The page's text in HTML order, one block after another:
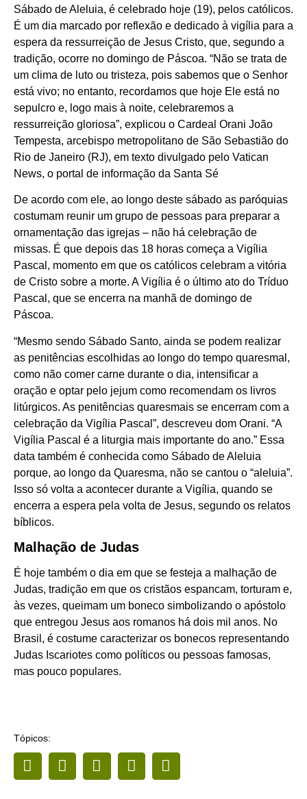
Sábado de Aleluia, é celebrado hoje (19), pelos católicos.
É um dia marcado por reflexão e dedicado à vigília para a
espera da ressurreição de Jesus Cristo, que, segundo a
tradição, ocorre no domingo de Páscoa. “Não se trata de
um clima de luto ou tristeza, pois sabemos que o Senhor
está vivo; no entanto, recordamos que hoje Ele está no
sepulcro e, logo mais à noite, celebraremos a
ressurreição gloriosa”, explicou o Cardeal Orani João
Tempesta, arcebispo metropolitano de São Sebastião do
Rio de Janeiro (RJ), em texto divulgado pelo Vatican
News, o portal de informação da Santa Sé
De acordo com ele, ao longo deste sábado as paróquias
costumam reunir um grupo de pessoas para preparar a
ornamentação das igrejas – não há celebração de
missas. É que depois das 18 horas começa a Vigília
Pascal, momento em que os católicos celebram a vitória
de Cristo sobre a morte. A Vigília é o último ato do Tríduo
Pascal, que se encerra na manhã de domingo de
Páscoa.
“Mesmo sendo Sábado Santo, ainda se podem realizar
as penitências escolhidas ao longo do tempo quaresmal,
como não comer carne durante o dia, intensificar a
oração e optar pelo jejum como recomendam os livros
litúrgicos. As penitências quaresmais se encerram com a
celebração da Vigília Pascal”, descreveu dom Orani. “A
Vigília Pascal é a liturgia mais importante do ano.” Essa
data também é conhecida como Sábado de Aleluia
porque, ao longo da Quaresma, não se cantou o “aleluia”.
Isso só volta a acontecer durante a Vigília, quando se
encerra a espera pela volta de Jesus, segundo os relatos
bíblicos.
Malhação de Judas
É hoje também o dia em que se festeja a malhação de
Judas, tradição em que os cristãos espancam, torturam e,
às vezes, queimam um boneco simbolizando o apóstolo
que entregou Jesus aos romanos há dois mil anos. No
Brasil, é costume caracterizar os bonecos representando
Judas Iscariotes como políticos ou pessoas famosas,
mas pouco populares.
Tópicos: